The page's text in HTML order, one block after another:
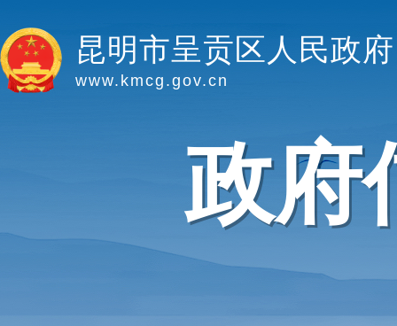
昆明市呈贡区人民政府
www.kmcg.gov.cn
政府